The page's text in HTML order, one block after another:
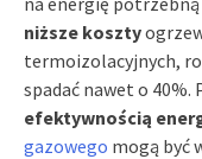
niższe koszty
termoizolacyjnych,
spadać nawet o 40%.
efektywnością
gazowego mogą być